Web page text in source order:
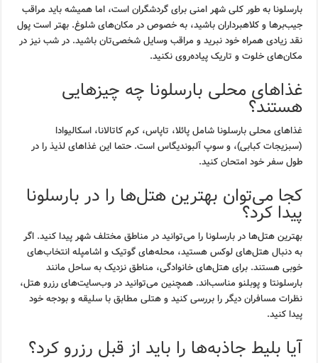
بارسلونا به طور کلی شهر امنی برای گردشگران است، اما همیشه باید مراقب
جیب‌برها و کلاهبرداران باشید، به خصوص در مکان‌های شلوغ. بهتر است پول
نقد زیادی همراه خود نبرید و مراقب وسایل شخصی‌تان باشید. در شب نیز در
مکان‌های خلوت و تاریک پیاده‌روی نکنید.
غذاهای محلی بارسلونا چه چیزهایی
هستند؟
غذاهای محلی بارسلونا شامل پائلا، تاپاس، کرم کاتالانا، اسکالیوادا
(سبزیجات کبابی)، و سوپ آلبوندیگاس است. حتما این غذاهای لذیذ را در
طول سفر خود امتحان کنید.
کجا می‌توان بهترین هتل‌ها را در بارسلونا
پیدا کرد؟
بهترین هتل‌ها در بارسلونا را می‌توانید در مناطق مختلف شهر پیدا کنید. اگر
به دنبال هتل‌های لوکس هستید، محله‌های گوتیک و اشامپله انتخاب‌های
خوبی هستند. برای هتل‌های خانوادگی، مناطق نزدیک به ساحل مانند
بارسلونتا و پوبلنو مناسب‌اند. همچنین می‌توانید در وب‌سایت‌های رزرو هتل،
نظرات مسافران دیگر را بررسی کنید و هتلی مطابق با سلیقه و بودجه خود
پیدا کنید.
آیا بلیط جاذبه‌ها را باید از قبل رزرو کرد؟